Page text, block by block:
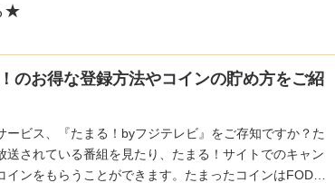
★
のお得な登録方法やコインの貯め方をご紹
ービス、『たまる！byフジテレビ』をご存知ですか？た
送されている番組を見たり、たまる！サイトでのキャン
ンをもらうことができます。たまったコインはFODで